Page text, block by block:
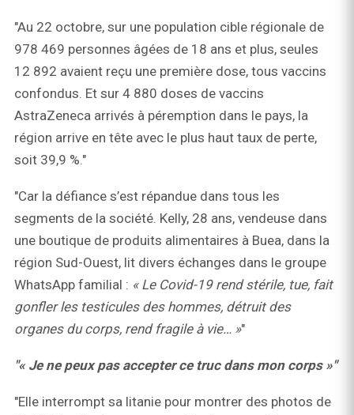
"Au 22 octobre, sur une population cible régionale de
978 469 personnes âgées de 18 ans et plus, seules
12 892 avaient reçu une première dose, tous vaccins
confondus. Et sur 4 880 doses de vaccins
AstraZeneca arrivés à péremption dans le pays, la
région arrive en tête avec le plus haut taux de perte,
soit 39,9 %."
"Car la défiance s’est répandue dans tous les
segments de la société. Kelly, 28 ans, vendeuse dans
une boutique de produits alimentaires à Buea, dans la
région Sud-Ouest, lit divers échanges dans le groupe
WhatsApp familial : « Le Covid-19 rend stérile, tue, fait
gonfler les testicules des hommes, détruit des
organes du corps, rend fragile à vie… »"
"« Je ne peux pas accepter ce truc dans mon corps »"
"Elle interrompt sa litanie pour montrer des photos de